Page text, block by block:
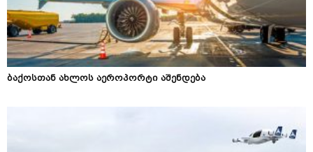
ბაქოსთან ახლოს აეროპორტი აშენდება